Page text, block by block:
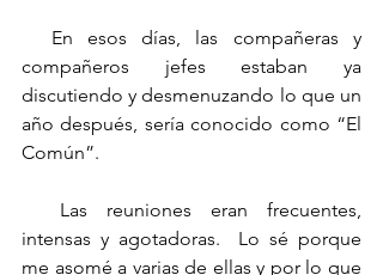
En esos días, las compañeras y
compañeros jefes estaban ya
discutiendo y desmenuzando lo que un
año después, sería conocido como “El
Común”.
Las reuniones eran frecuentes,
intensas y agotadoras.  Lo sé porque
me asomé a varias de ellas y por lo que